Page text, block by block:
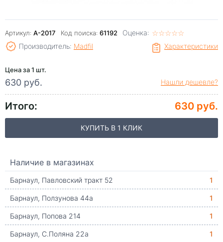
Артикул: A-2017 Код поиска: 61192 Оценка: ☆☆☆☆☆
★★★★★
Характеристики
Производитель: Madfil
Цена за 1 шт.
630 руб. Нашли дешевле?
Итого: 630 руб.
КУПИТЬ В 1 КЛИК
Наличие в магазинах
Барнаул, Павловский тракт 52
1
Барнаул, Ползунова 44а
1
Барнаул, Попова 214
1
Барнаул, С.Поляна 22а
1